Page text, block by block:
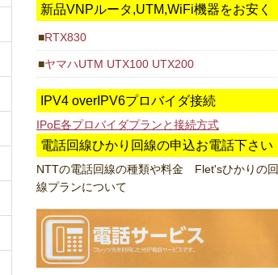
新品VNPルータ,UTM,WiFi機器をお安く
RTX830
ヤマハUTM UTX100 UTX200
IPV4 overIPV6プロバイダ接続
IPoE各プロバイダプランと接続方式
電話回線ひかり回線の申込お電話下さい
NTTの電話回線の種類や料金 Flet'sひかりの回
線プランについて